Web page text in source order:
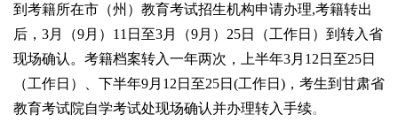
到考籍所在市（州）教育考试招生机构申请办理,考籍转出
后，3月（9月）11日至3月（9月）25日（工作日）到转入省
现场确认。考籍档案转入一年两次，上半年3月12日至25日
（工作日）、下半年9月12日至25日(工作日)，考生到甘肃省
教育考试院自学考试处现场确认并办理转入手续。